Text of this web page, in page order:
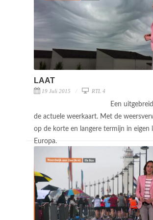
LAAT
19 Juli 2015 RTL 4
Een
de actuele weerkaart. Met de
op de korte en langere termijn in eigen
Europa.